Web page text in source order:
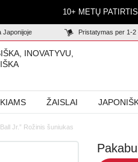
10+ METŲ
Japonijoje Pristatymas per 1-2
INOVATYVU,
ŽAISLAI
Jr.” Rožinis šuniukas